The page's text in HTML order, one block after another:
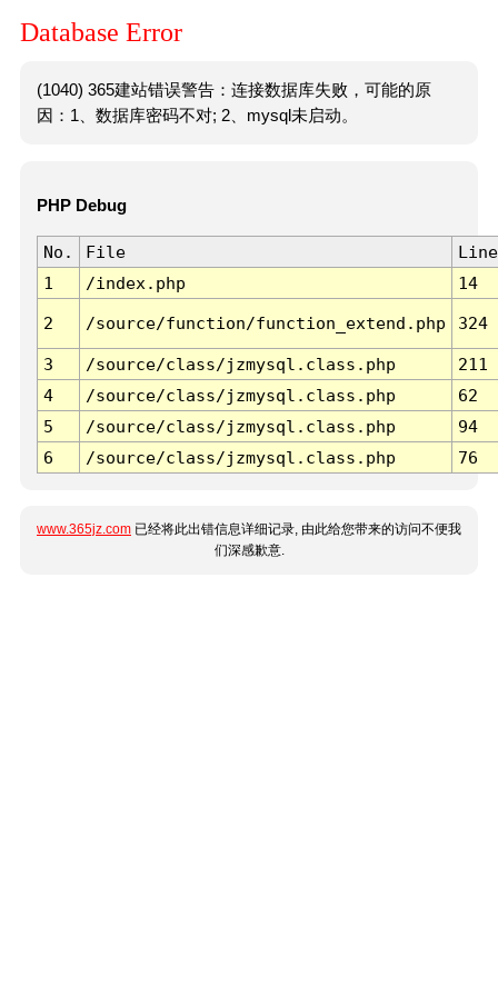
Database Error
(1040) 365建站错误警告：连接数据库失败，可能的原
因：1、数据库密码不对; 2、mysql未启动。
PHP Debug
No. File
Line
1
/index.php 14
2 /source/function/function_extend.php 324
3 /source/class/jzmysql.class.php
211
4
/source/class/jzmysql.class.php
62
5
/source/class/jzmysql.class.php
94
6
/source/class/jzmysql.class.php 76
www.365jz.com 已经将此出错信息详细记录, 由此给您带来的访问不便我
们深感歉意.